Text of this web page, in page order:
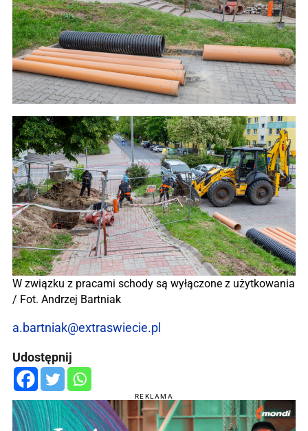
W związku z pracami schody są wyłączone z użytkowania
/ Fot. Andrzej Bartniak
a.bartniak@extraswiecie.pl
Udostępnij
REKLAMA